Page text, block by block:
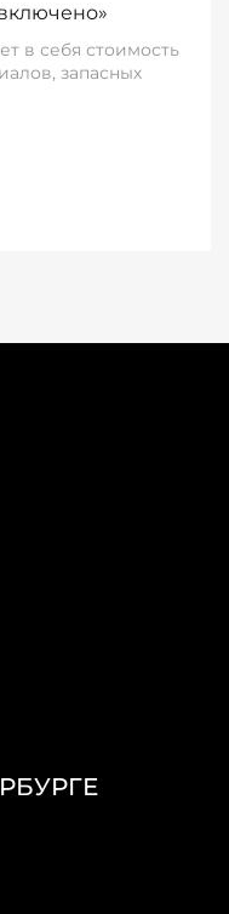
в себя стоимость
запасных